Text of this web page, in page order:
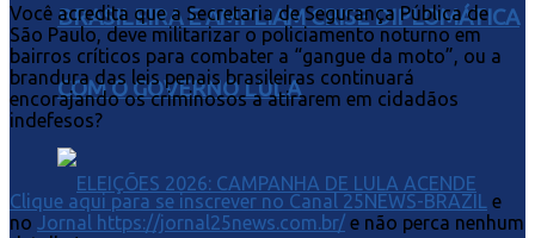
BRASILEIRA E AMPLIAM CRISE DIPLOMÁTICA
COM O GOVERNO LULA
Você acredita que a Secretaria de Segurança Pública de
São Paulo, deve militarizar o policiamento noturno em
bairros críticos para combater a “gangue da moto”, ou a
brandura das leis penais brasileiras continuará
encorajando os criminosos a atirarem em cidadãos
indefesos?
Clique aqui para se inscrever no Canal 25NEWS-BRAZIL e
no Jornal https://jornal25news.com.br/ e não perca nenhum